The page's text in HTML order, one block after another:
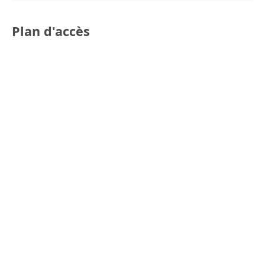
Plan d'accès